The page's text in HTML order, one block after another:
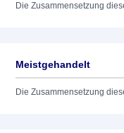
Die Zusammensetzung
Meistgehandelt
Die Zusammensetzung